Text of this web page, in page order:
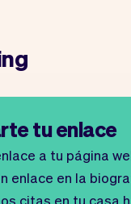
tu enlace
a tu página
enlace en la
citas en tu casa